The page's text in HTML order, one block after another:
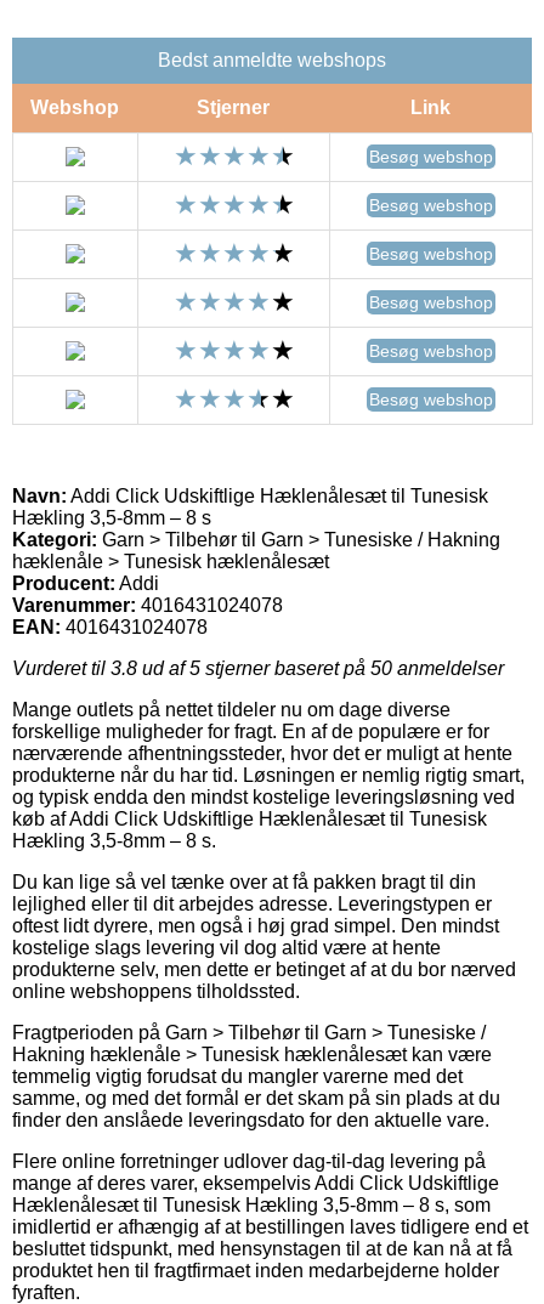
Bedst anmeldte webshops
Webshop Stjerner Link
Besøg webshop
Besøg webshop
Besøg webshop
Besøg webshop
Besøg webshop
Besøg webshop
Navn: Addi Click Udskiftlige Hæklenålesæt til Tunesisk
Hækling 3,5-8mm – 8 s
Kategori: Garn > Tilbehør til Garn > Tunesiske / Hakning
hæklenåle > Tunesisk hæklenålesæt
Producent: Addi
Varenummer: 4016431024078
EAN: 4016431024078
Vurderet til 3.8 ud af 5 stjerner baseret på 50 anmeldelser
Mange outlets på nettet tildeler nu om dage diverse
forskellige muligheder for fragt. En af de populære er for
nærværende afhentningssteder, hvor det er muligt at hente
produkterne når du har tid. Løsningen er nemlig rigtig smart,
og typisk endda den mindst kostelige leveringsløsning ved
køb af Addi Click Udskiftlige Hæklenålesæt til Tunesisk
Hækling 3,5-8mm – 8 s.
Du kan lige så vel tænke over at få pakken bragt til din
lejlighed eller til dit arbejdes adresse. Leveringstypen er
oftest lidt dyrere, men også i høj grad simpel. Den mindst
kostelige slags levering vil dog altid være at hente
produkterne selv, men dette er betinget af at du bor nærved
online webshoppens tilholdssted.
Fragtperioden på Garn > Tilbehør til Garn > Tunesiske /
Hakning hæklenåle > Tunesisk hæklenålesæt kan være
temmelig vigtig forudsat du mangler varerne med det
samme, og med det formål er det skam på sin plads at du
finder den anslåede leveringsdato for den aktuelle vare.
Flere online forretninger udlover dag-til-dag levering på
mange af deres varer, eksempelvis Addi Click Udskiftlige
Hæklenålesæt til Tunesisk Hækling 3,5-8mm – 8 s, som
imidlertid er afhængig af at bestillingen laves tidligere end et
besluttet tidspunkt, med hensynstagen til at de kan nå at få
produktet hen til fragtfirmaet inden medarbejderne holder
fyraften.